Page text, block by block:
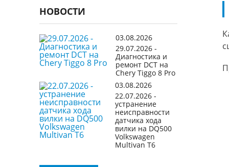
НОВОСТИ
03.08.2026
29.07.2026 -
Диагностика и
ремонт DCT на
Chery Tiggo 8 Pro
03.08.2026
22.07.2026 -
устранение
неисправности
датчика хода
вилки на DQ500
Volkswagen
Multivan T6